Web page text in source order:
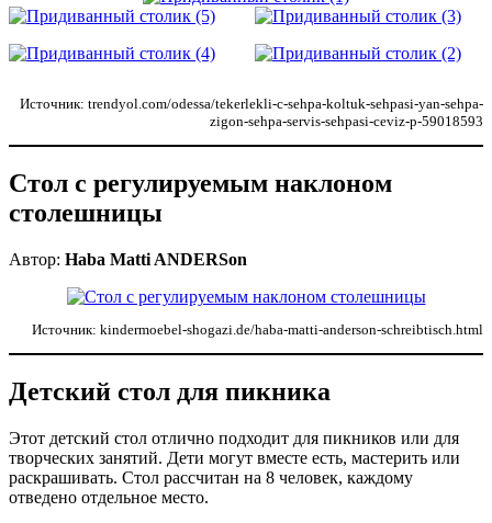
Источник: trendyol.com/odessa/tekerlekli-c-sehpa-koltuk-sehpasi-yan-sehpa-
zigon-sehpa-servis-sehpasi-ceviz-p-59018593
Стол с регулируемым наклоном
столешницы
Автор: Haba Matti ANDERSon
Источник: kindermoebel-shogazi.de/haba-matti-anderson-schreibtisch.html
Детский стол для пикника
Этот детский стол отлично подходит для пикников или для
творческих занятий. Дети могут вместе есть, мастерить или
раскрашивать. Стол рассчитан на 8 человек, каждому
отведено отдельное место.